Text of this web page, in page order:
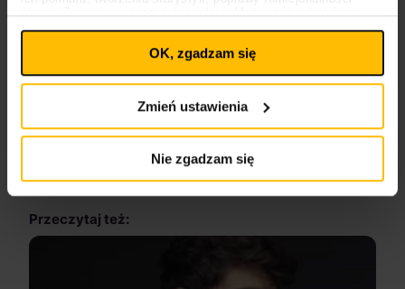
plików cookies
wpływa na legalność uprzedniego przetwarzania.
Polityka plików cookies
OK, zgadzam się
Zmień ustawienia
Nie zgadzam się
Przeczytaj też: